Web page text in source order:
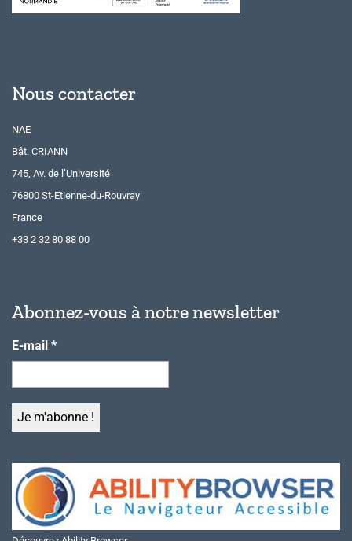
Nous contacter
NAE
Bât. CRIANN
745, Av. de l’Université
76800 St-Etienne-du-Rouvray
France
+33 2 32 80 88 00
Abonnez-vous à notre newsletter
E-mail *